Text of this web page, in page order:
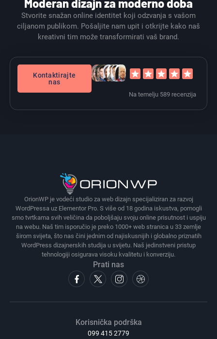
Moderan dizajn za moderno doba
Stvorite snažan online identitet koji odzvanja s vašom
ciljanom publikom. Pošaljite nam upit i otkrijte kako naš
kreativni tim može transformirati vaš brand.
Kontaktirajte
nas
Na temelju 589 recenzija
OrionWP je vodeći studio za web dizajn specijaliziran za razvoj
WordPressa uz Elementor Pro. S više od 18 godina iskustva, pomogli
smo tvrtkama svih veličina da poboljšaju svoju online prisutnost i uspiju
na webu. Naš tim isporučio je preko 1000+ web stranica u 33 zemlje
širom svijeta, što nas čini jednim od najiskusnijih i globalno priznatih
WordPress dizajnerskih studija u svijetu. Naš jedinstveni pristup
tehnologiji osigurava visoku kvalitetu i konverziju.
Prati nas
Korisnička podrška
099 415 2779